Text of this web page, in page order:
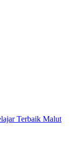
Terbaik Malut